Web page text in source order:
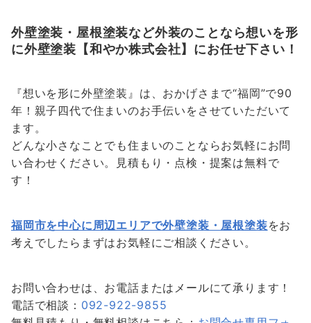
外壁塗装・屋根塗装など外装のことなら想いを形
に外壁塗装【和やか株式会社】にお任せ下さい！
『想いを形に外壁塗装』は、おかげさまで“福岡”で90
年！親子四代で住まいのお手伝いをさせていただいて
ます。
どんな小さなことでも住まいのことならお気軽にお問
い合わせください。見積もり・点検・提案は無料で
す！
福岡市を中心に周辺エリアで外壁塗装・屋根塗装をお
考えでしたらまずはお気軽にご相談ください。
お問い合わせは、お電話またはメールにて承ります！
電話で相談： 092-922-9855